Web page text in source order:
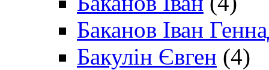
Баканов Іван
Бакулін Євген (4)